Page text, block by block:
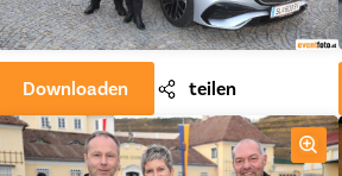
Downloaden teilen